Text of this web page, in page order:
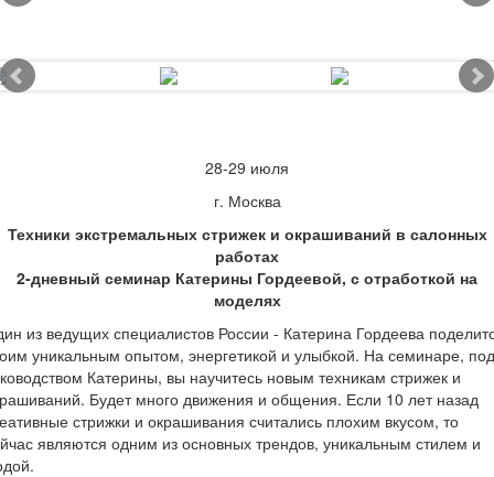
28-29 июля
г. Москва
Техники экстремальных стрижек и окрашиваний в салонных
работах
2-дневный семинар Катерины Гордеевой, с отработкой на
моделях
из ведущих специалистов России - Катерина Гордеева
уникальным опытом, энергетикой и улыбкой. На семинаре, под
Катерины, вы научитесь новым техникам стрижек и
Будет много движения и общения. Если 10 лет назад
стрижки и окрашивания считались плохим вкусом, то
являются одним из основных трендов, уникальным стилем и